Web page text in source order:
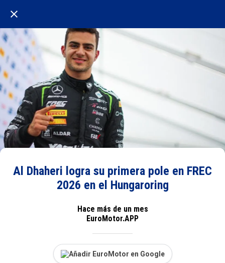
Al Dhaheri logra su primera pole en FREC
2026 en el Hungaroring
Hace más de un mes
EuroMotor.APP
Añadir EuroMotor en Google